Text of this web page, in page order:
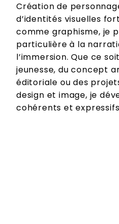
d’identités visuelles
comme graphisme, je
particulière à la
l’immersion. Que ce
jeunesse, du concept
éditoriale ou des
design et image, je
cohérents et